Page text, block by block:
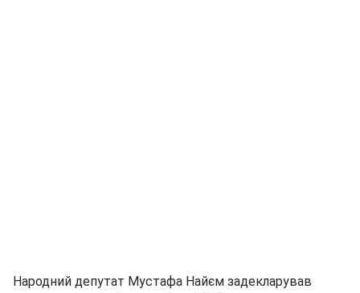
Народний депутат Мустафа Найєм задекларував